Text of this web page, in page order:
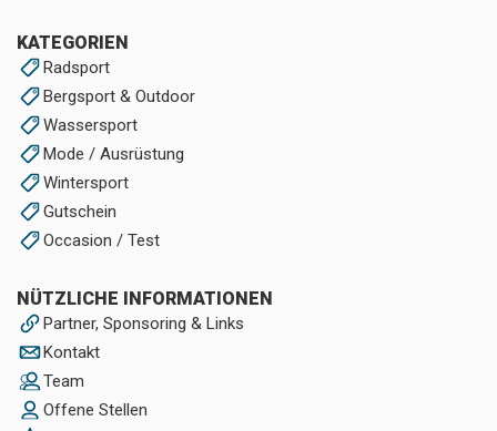
KATEGORIEN
Radsport
Bergsport & Outdoor
Wassersport
Mode / Ausrüstung
Wintersport
Gutschein
Occasion / Test
NÜTZLICHE INFORMATIONEN
Partner, Sponsoring & Links
Kontakt
Team
Offene Stellen